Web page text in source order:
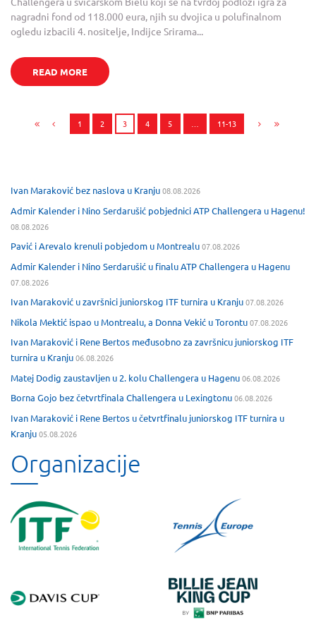
nagradni fond od 118.000 eura, njih su dvojica u polufinalnom
ogledu izbacili 4. nositelje, Indijce Srirama...
READ MORE
1 2 3 4 5 … 11-13
Ivan Maraković bez naslova u Kranju08.08.2026
Admir Kalender i Nino Serdarušić pobjednici ATP Challengera u Hagenu!
08.08.2026
Pavić i Arevalo krenuli pobjedom u Montrealu07.08.2026
Admir Kalender i Nino Serdarušić u finalu ATP Challengera u Hagenu
07.08.2026
Ivan Maraković u završnici juniorskog ITF turnira u Kranju07.08.2026
Nikola Mektić ispao u Montrealu, a Donna Vekić u Torontu07.08.2026
Ivan Maraković i Rene Bertos međusobno za završnicu juniorskog ITF
turnira u Kranju06.08.2026
Matej Dodig zaustavljen u 2. kolu Challengera u Hagenu06.08.2026
Borna Gojo bez četvrtfinala Challengera u Lexingtonu06.08.2026
Ivan Maraković i Rene Bertos u četvrtfinalu juniorskog ITF turnira u
Kranju05.08.2026
Organizacije